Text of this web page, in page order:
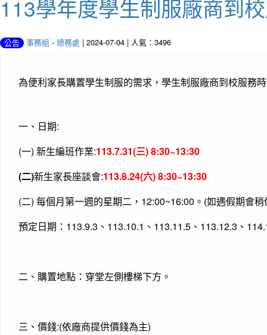
113學年度學生制服廠商到
公告 事務組 - 總務處 | 2024-07-04 | 人氣：3496
為便利家長購置學生制服的需求，學生制服廠商到校服務
一、日期:
(一) 新生編班作業:113.7.31(三) 8:30~13:30
(二)新生家長座談會:113.8.24(六) 8:30~13:30
(二) 每個月第一週的星期二，12:00~16:00。(如遇假期會稍
預定日期：113.9.3、113.10.1、113.11.5、113.12.3、
二、購置地點：穿堂左側樓梯下方。
三、價錢:(依廠商提供價錢為主)